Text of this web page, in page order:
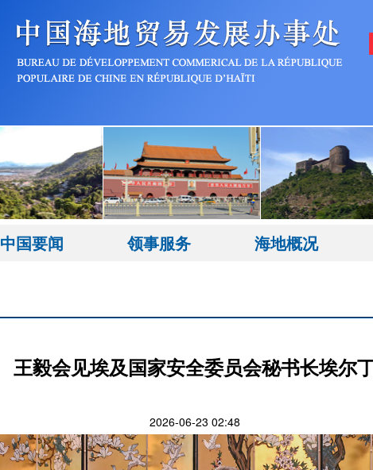
中国要闻 领事服务 海地概况
王毅会见埃及国家安全委员会秘书长埃尔
2026-06-23 02:48